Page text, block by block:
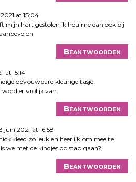
at 15:04
mijn hart gestolen ik hou me dan ook bij
Beantwoorden
at 15:14
opvouwbare kleurige tasje!
word er vrolijk van.
Beantwoorden
juni 2021 at 16:58
kleed zo leuk en heerlijk om mee te
we met de kindjes op stap gaan?
Beantwoorden